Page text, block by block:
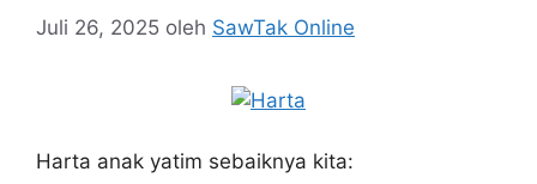
Juli 26, 2025 oleh SawTak Online
Harta anak yatim sebaiknya kita: